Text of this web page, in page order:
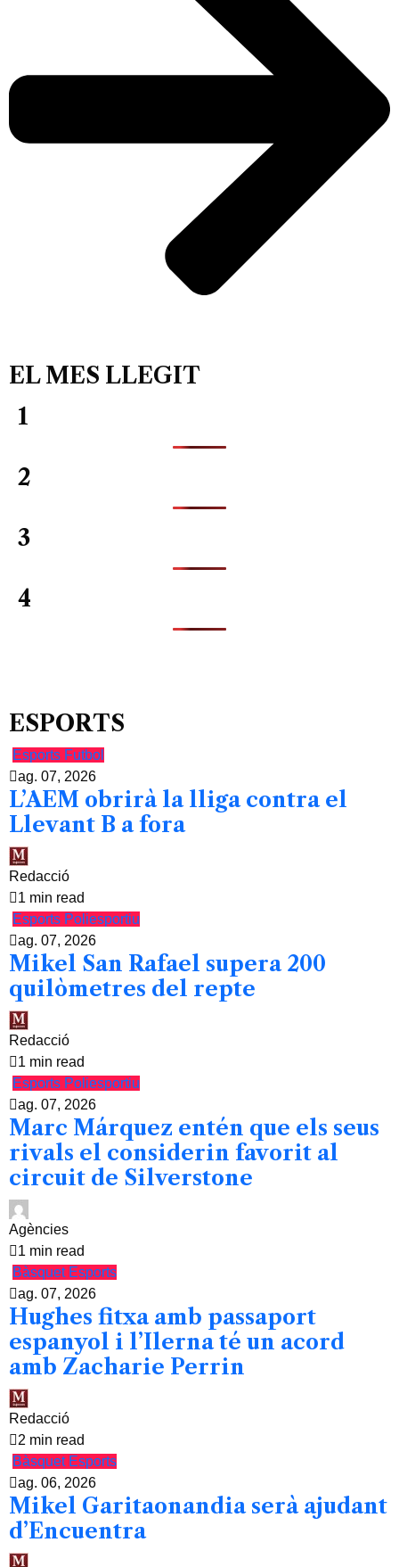
EL MES LLEGIT
1
2
3
4
ESPORTS
Esports Futbol
ag. 07, 2026
L’AEM obrirà la lliga contra el
Llevant B a fora
Redacció
1 min read
Esports Poliesportiu
ag. 07, 2026
Mikel San Rafael supera 200
quilòmetres del repte
Redacció
1 min read
Esports Poliesportiu
ag. 07, 2026
Marc Márquez entén que els seus
rivals el considerin favorit al
circuit de Silverstone
Agències
1 min read
Bàsquet Esports
ag. 07, 2026
Hughes fitxa amb passaport
espanyol i l’Ilerna té un acord
amb Zacharie Perrin
Redacció
2 min read
Bàsquet Esports
ag. 06, 2026
Mikel Garitaonandia serà ajudant
d’Encuentra